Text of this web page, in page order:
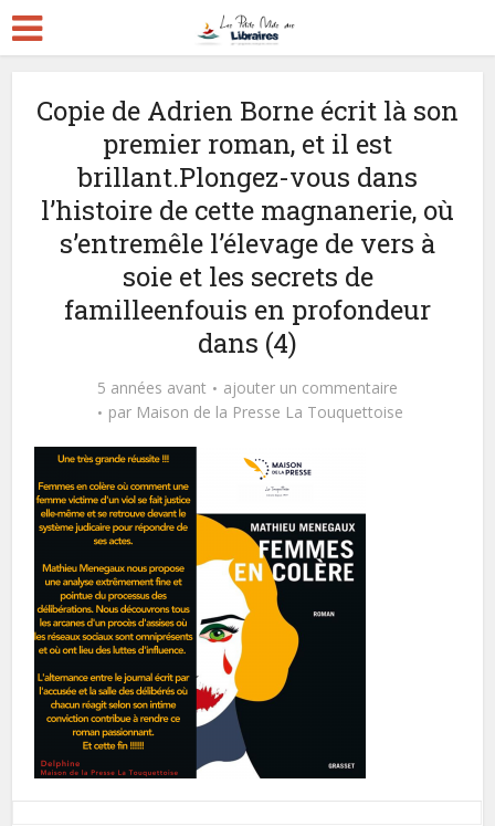
Copie de Adrien Borne écrit là son
premier roman, et il est
brillant.Plongez-vous dans
l’histoire de cette magnanerie, où
s’entremêle l’élevage de vers à
soie et les secrets de
familleenfouis en profondeur
dans (4)
5 années avant
ajouter un commentaire
par Maison de la Presse La Touquettoise